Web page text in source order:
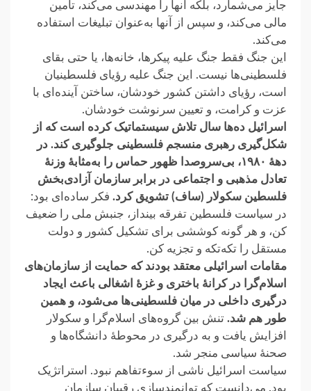
جایز می‌شمارد، بلکه آنها را مهندسی می‌کند، تأمین
مالی ‏می‌کند، و سپس از آنها به‌عنوان تبلیغات استفاده
می‌کند.‏
این جنگ فقط جنگ علیه پیکرها، خانه‌ها، یا حتی بقای
فلسطینی‌ها نیست. این جنگ علیه رؤیای ‏فلسطینیان
است، رؤیای داشتن کشور خودشان، ساختن آینده‌ای با
عزت و کرامت، و تعیین ‏سرنوشت خودشان.‏
اسرائیل ده‌ها سال تلاش سیستماتیک کرده است که از
شکل‌گیری رهبری منسجم فلسطینی ‏جلوگیری کند. در
دههٔ ۱۹۸۰، بی‌سروصدا ظهور حماس را به‌مثابهٔ وزنهٔ
تعادل مذهبی و ‏اجتماعی در برابر سازمان آزادی‌بخش
فلسطین سکولار (ساف) تشویق کرد. فکر ساده‌ای بود:
در ‏سیاست فلسطین تفرقه بینداز، جنبش ملی را ضعیف
کن، و هر گونه کوششی برای تشکیل کشور و ‏دولت
مستقل را تکه‌تکه و تجزیه کن‎.‎
مقامات اسرائیلی معتقد بودند که حمایت از سازمان‌های
اسلام‌گرا در کرانهٔ باختری و غزهٔ اشغالی ‏باعث ایجاد
درگیری داخلی در میان فلسطینی‌ها می‌شود، و همین
طور هم شد. تنش بین گروه‌های ‏اسلام‌گرا و سکولار
افزایش یافت و به درگیری در محوطهٔ دانشگاه‌ها و
صحنهٔ سیاسی منجر شد‎.‎
سیاست اسرائیل ناشی از سوءتفاهم نبود. استراتژیک
بود. می‌دانست که توانمندسازی رقیبان ‏سازمان